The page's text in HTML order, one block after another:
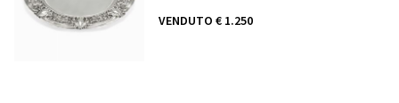
VENDUTO € 1.250